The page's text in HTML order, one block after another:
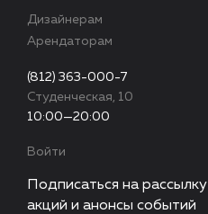
Дизайнерам
Арендаторам
(812) 363-000-7
Студенческая, 10
10:00—20:00
Войти
Подписаться на рассылку
акций и анонсы событий